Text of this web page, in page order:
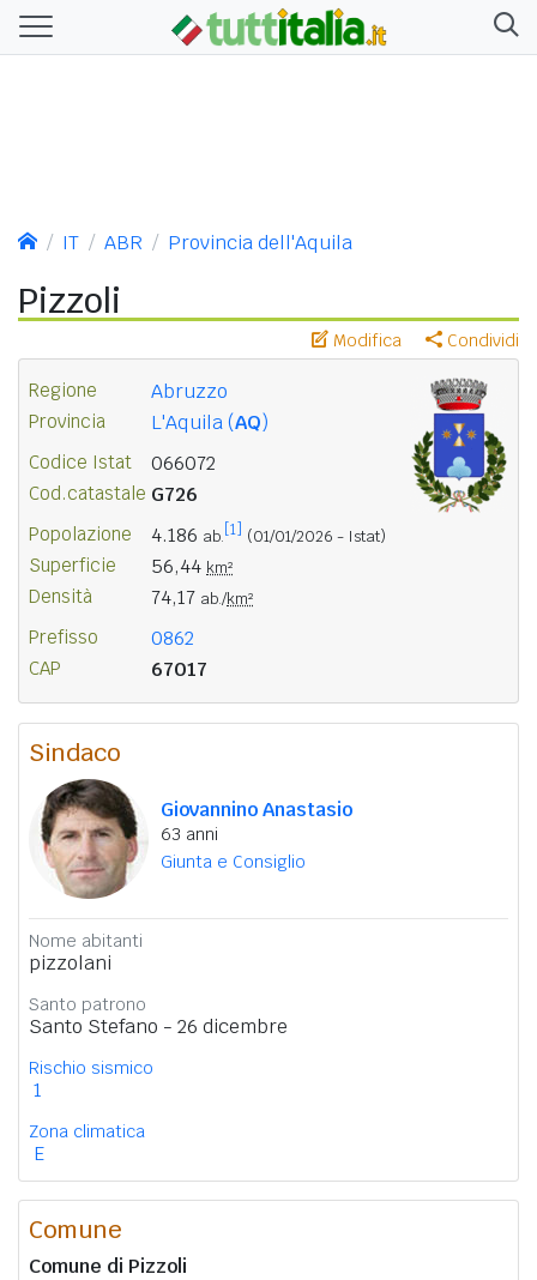
IT ABR Provincia dell'Aquila
Pizzoli
Modifica Condividi
Regione Abruzzo
Provincia L'Aquila (AQ)
Codice Istat 066072
Cod.catastale G726
Popolazione 4.186 ab. [1] (01/01/2026 - Istat)
Superficie 56,44 km²
Densità 74,17 ab./km²
Prefisso 0862
CAP 67017
Sindaco
Giovannino Anastasio
63 anni
Giunta e Consiglio
Nome abitanti
pizzolani
Santo patrono
Santo Stefano - 26 dicembre
Rischio sismico
1
Zona climatica
E
Comune
Comune di Pizzoli